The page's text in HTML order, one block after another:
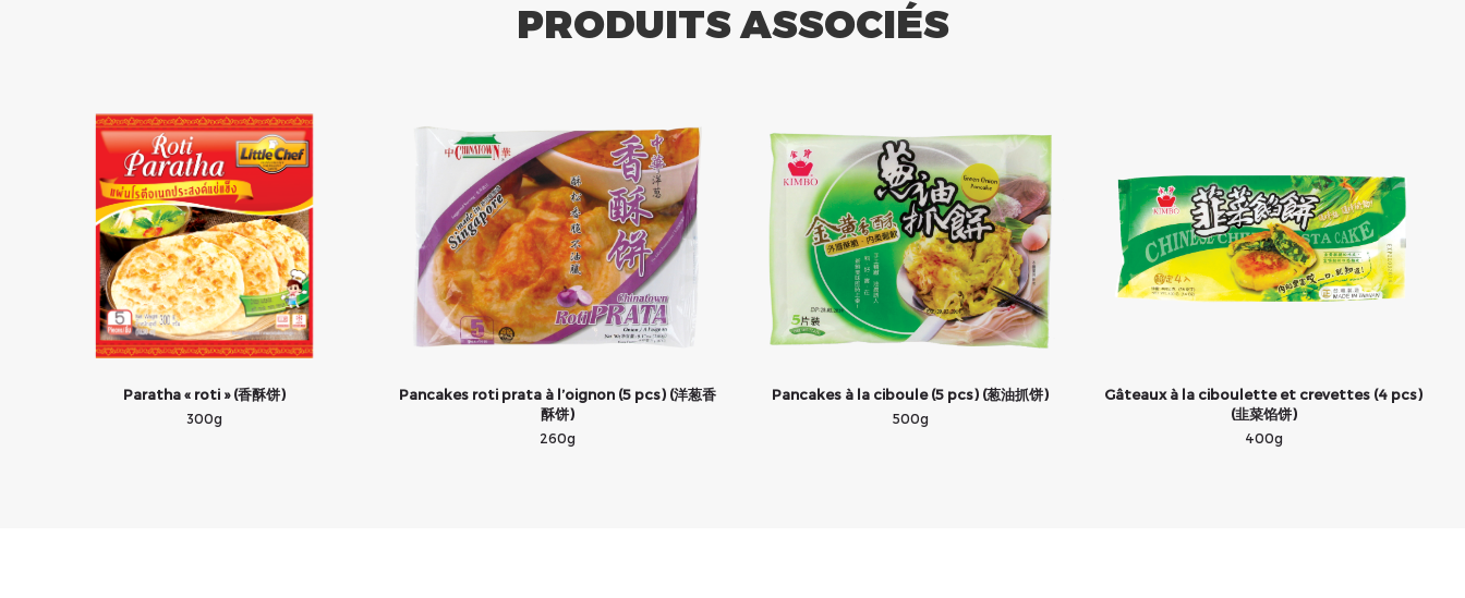
PRODUITS ASSOCIÉS
Paratha « roti » (香酥饼)
300g
Pancakes roti prata à l’oignon (5 pcs) (洋葱香
酥饼)
260g
Pancakes à la ciboule (5 pcs) (葱油抓饼)
500g
Gâteaux à la ciboulette et crevettes (4 pcs)
(韭菜馅饼)
400g